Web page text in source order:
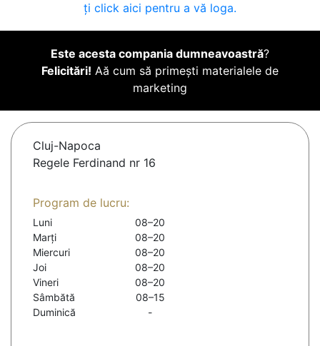
ți click aici pentru a vă loga.
Este acesta compania dumneavoastră?
Felicitări! Aă cum să primești materialele de
marketing
Cluj-Napoca
Regele Ferdinand nr 16
Program de lucru:
Luni
08–20
Marți
08–20
Miercuri
08–20
Joi
08–20
Vineri
08–20
Sâmbătă
08–15
Duminică
-